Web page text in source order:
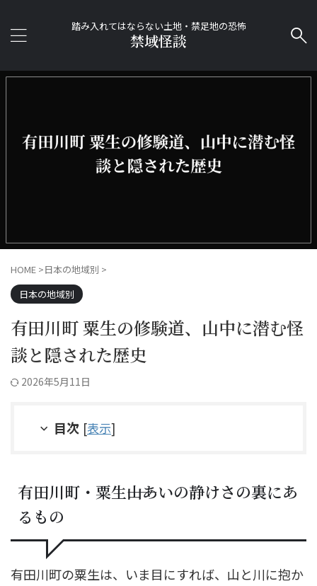
踏み入れてはならない土地・禁足地の恐怖
禁域怪談
HOME >日本の地域別 >
日本の地域別
有田川町 粟生の修験道、山中に潜む怪
談と隠された歴史
2026年5月11日
目次 [表示]
有田川町・粟生――山あいの静けさの裏にあ
るもの
有田川町の粟生は、いま目にすれば、山と川に抱か